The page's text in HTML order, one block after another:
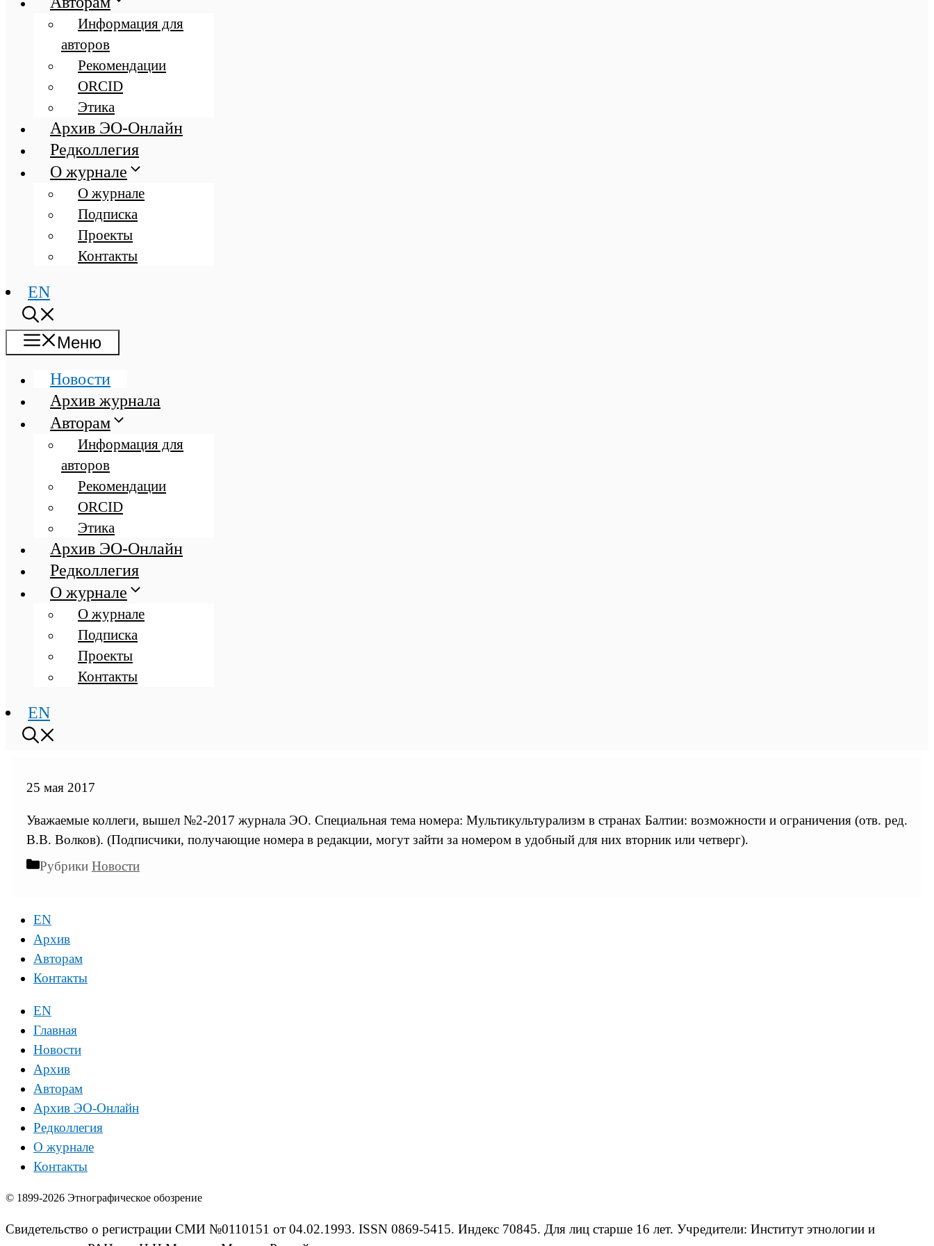
Информация для
авторов
Рекомендации
ORCID
Этика
Архив ЭО-Онлайн
Редколлегия
О журнале
О журнале
Подписка
Проекты
Контакты
EN
Меню
Новости
Архив журнала
Авторам
Информация для
авторов
Рекомендации
ORCID
Этика
Архив ЭО-Онлайн
Редколлегия
О журнале
О журнале
Подписка
Проекты
Контакты
EN
25 мая 2017
Уважаемые коллеги, вышел №2-2017 журнала ЭО. Специальная тема номера: Мультикультурализм в странах Балтии: возможности и ограничения (отв. ред.
В.В. Волков). (Подписчики, получающие номера в редакции, могут зайти за номером в удобный для них вторник или четверг).
Рубрики Новости
EN
Архив
Авторам
Контакты
EN
Главная
Новости
Архив
Авторам
Архив ЭО-Онлайн
Редколлегия
О журнале
Контакты
© 1899-2026 Этнографическое обозрение
Свидетельство о регистрации СМИ №0110151 от 04.02.1993. ISSN 0869-5415. Индекс 70845. Для лиц старше 16 лет. Учредители: Институт этнологии и